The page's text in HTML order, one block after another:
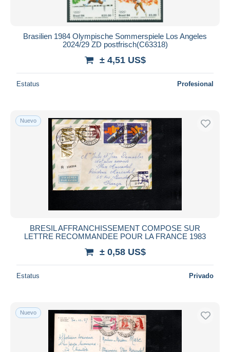
Brasilien 1984 Olympische Sommerspiele Los Angeles
2024/29 ZD postfrisch(C63318)
± 4,51 US$
Estatus Profesional
Nuevo
BRESIL AFFRANCHISSEMENT COMPOSE SUR
LETTRE RECOMMANDEE POUR LA FRANCE 1983
± 0,58 US$
Estatus Privado
Nuevo